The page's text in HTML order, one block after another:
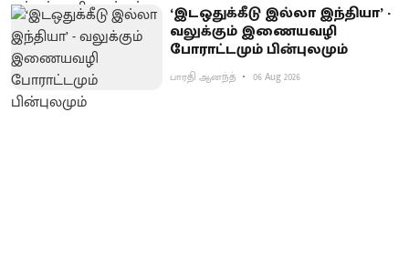
‘இடஒதுக்கீடு இல்லா இந்தியா’ -
வலுக்கும் இணையவழி
போராட்டமும் பின்புலமும்
பாரதி ஆனந்த் 06 Aug 2026